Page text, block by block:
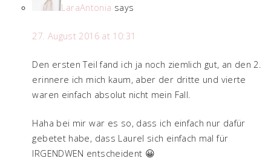
LaraAntonia says
27. August 2016 at 10:31
Den ersten Teil fand ich ja noch ziemlich gut, an den 2.
erinnere ich mich kaum, aber der dritte und vierte
waren einfach absolut nicht mein Fall.
Haha bei mir war es so, dass ich einfach nur dafür
gebetet habe, dass Laurel sich einfach mal für
IRGENDWEN entscheident 😀